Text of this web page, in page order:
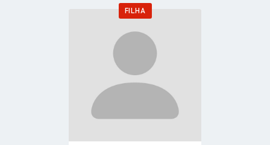
FILHA
Go
profile
page